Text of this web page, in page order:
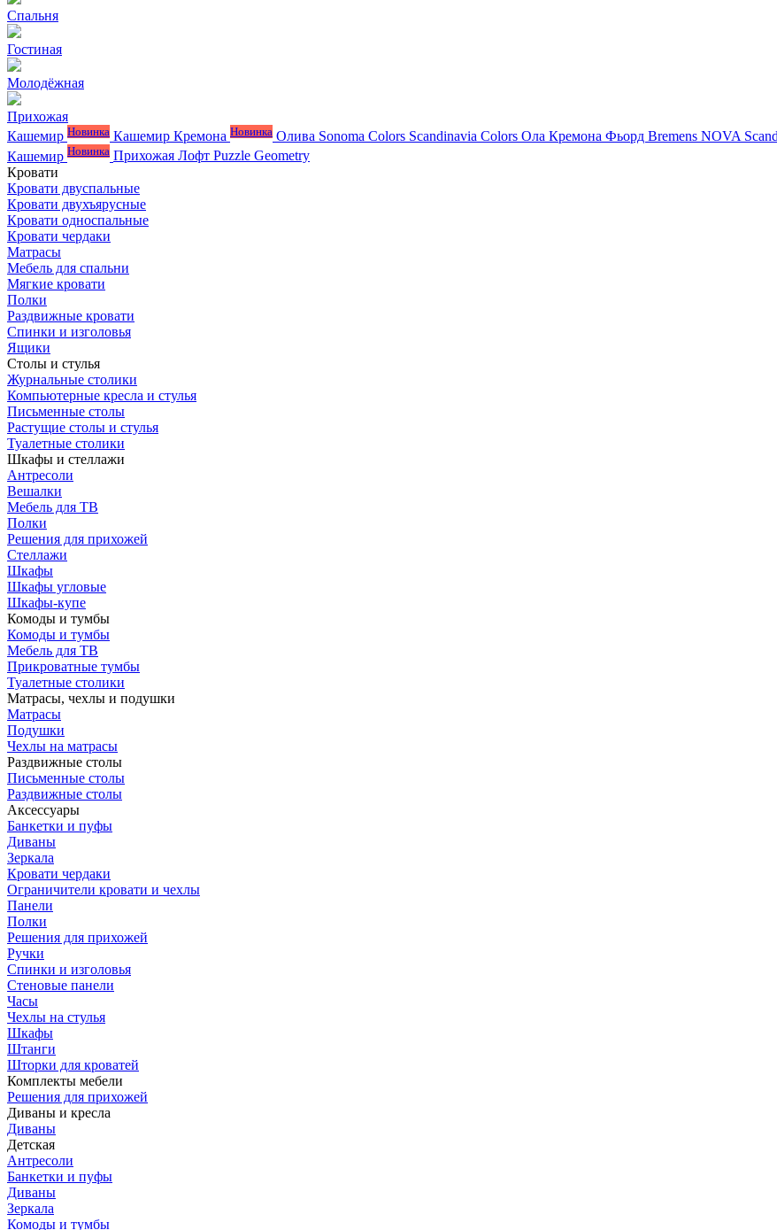
Спальня
Гостиная
Молодёжная
Прихожая
Кашемир Новинка Кашемир Кремона Новинка Олива Sonoma Colors Scandinavia Colors Ола Кремона Фьорд Bremens NOVA
Кашемир Новинка Прихожая Лофт Puzzle Geometry
Кровати
Кровати двуспальные
Кровати двухъярусные
Кровати односпальные
Кровати чердаки
Матрасы
Мебель для спальни
Мягкие кровати
Полки
Раздвижные кровати
Спинки и изголовья
Ящики
Столы и стулья
Журнальные столики
Компьютерные кресла и стулья
Письменные столы
Растущие столы и стулья
Туалетные столики
Шкафы и стеллажи
Антресоли
Вешалки
Мебель для ТВ
Полки
Решения для прихожей
Стеллажи
Шкафы
Шкафы угловые
Шкафы-купе
Комоды и тумбы
Комоды и тумбы
Мебель для ТВ
Прикроватные тумбы
Туалетные столики
Матрасы, чехлы и подушки
Матрасы
Подушки
Чехлы на матрасы
Раздвижные столы
Письменные столы
Раздвижные столы
Аксессуары
Банкетки и пуфы
Диваны
Зеркала
Кровати чердаки
Ограничители кровати и чехлы
Панели
Полки
Решения для прихожей
Ручки
Спинки и изголовья
Стеновые панели
Часы
Чехлы на стулья
Шкафы
Штанги
Шторки для кроватей
Комплекты мебели
Решения для прихожей
Диваны и кресла
Диваны
Детская
Антресоли
Банкетки и пуфы
Диваны
Зеркала
Комоды и тумбы